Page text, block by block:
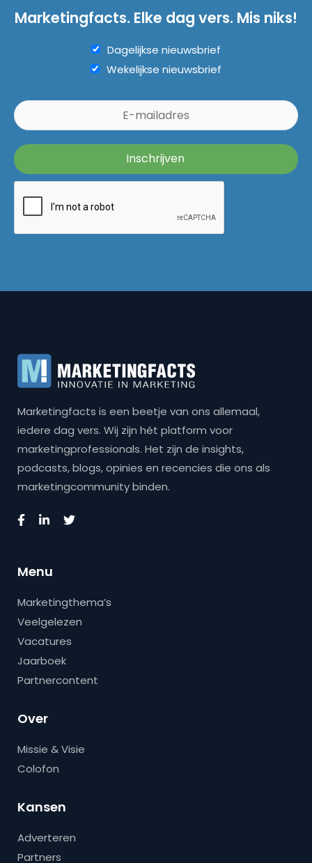
Marketingfacts. Elke dag vers. Mis niks!
Dagelijkse nieuwsbrief
Wekelijkse nieuwsbrief
Marketingfacts is een beetje van ons allemaal,
iedere dag vers. Wij zijn hét platform voor
marketingprofessionals. Het zijn de insights,
podcasts, blogs, opinies en recencies die ons als
marketingcommunity binden.
Menu
Marketingthema’s
Veelgelezen
Vacatures
Jaarboek
Partnercontent
Over
Missie & Visie
Colofon
Kansen
Adverteren
Partners